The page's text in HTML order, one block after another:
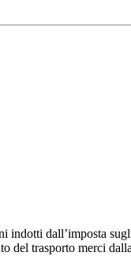
dall’imposta
del trasporto merci